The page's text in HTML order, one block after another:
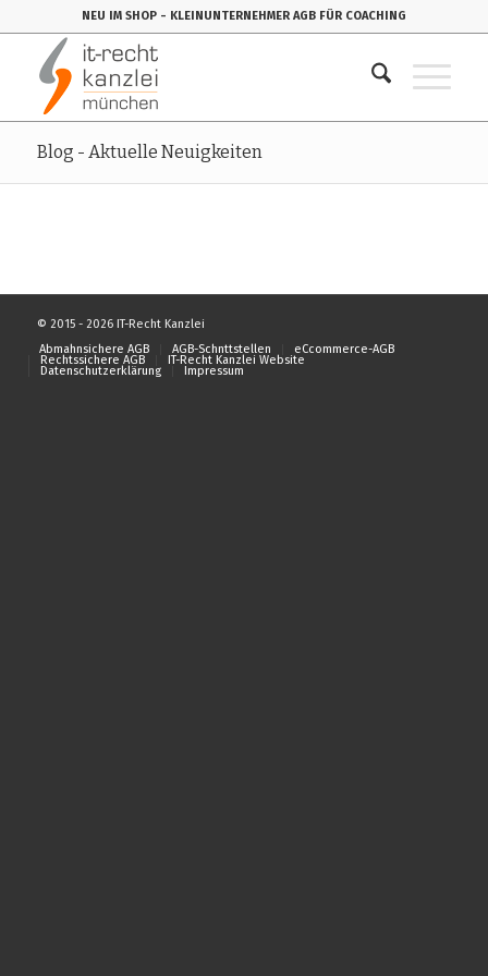
NEU IM SHOP - KLEINUNTERNEHMER AGB FÜR COACHING
Blog - Aktuelle Neuigkeiten
© 2015 - 2026 IT-Recht Kanzlei
Abmahnsichere AGB
AGB-Schnttstellen eCcommerce-AGB
Rechtssichere AGB IT-Recht Kanzlei Website
Datenschutzerklärung Impressum